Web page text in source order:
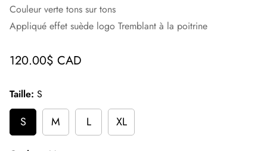
Couleur verte tons sur tons
Appliqué effet suède logo Tremblant à la poitrine
Prix
120.00$ CAD
Taille: S
S M L XL